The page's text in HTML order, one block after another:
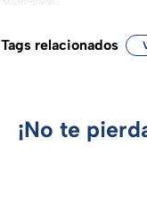
Tags relacionados
¡No te